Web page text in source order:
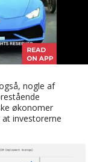
nogle af
økonomer
investorerne